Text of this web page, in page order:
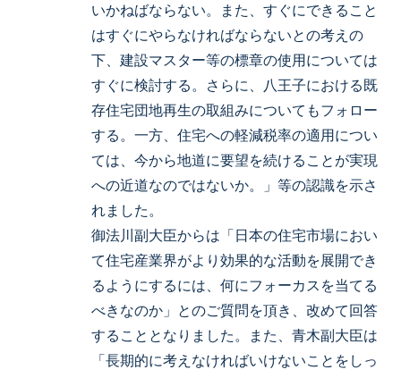
いかねばならない。また、すぐにできること
はすぐにやらなければならないとの考えの
下、建設マスター等の標章の使用については
すぐに検討する。さらに、八王子における既
存住宅団地再生の取組みについてもフォロー
する。一方、住宅への軽減税率の適用につい
ては、今から地道に要望を続けることが実現
への近道なのではないか。」等の認識を示さ
れました。
御法川副大臣からは「日本の住宅市場におい
て住宅産業界がより効果的な活動を展開でき
るようにするには、何にフォーカスを当てる
べきなのか」とのご質問を頂き、改めて回答
することとなりました。また、青木副大臣は
「長期的に考えなければいけないことをしっ